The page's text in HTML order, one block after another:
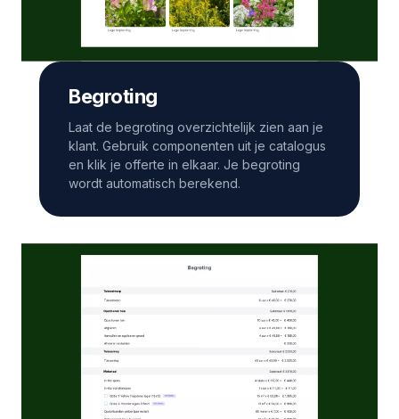
Begroting
Laat de begroting overzichtelijk zien aan je
klant. Gebruik componenten uit je catalogus
en klik je offerte in elkaar. Je begroting
wordt automatisch berekend.